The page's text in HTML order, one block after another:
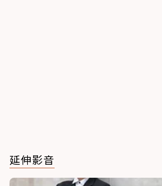
延伸影音